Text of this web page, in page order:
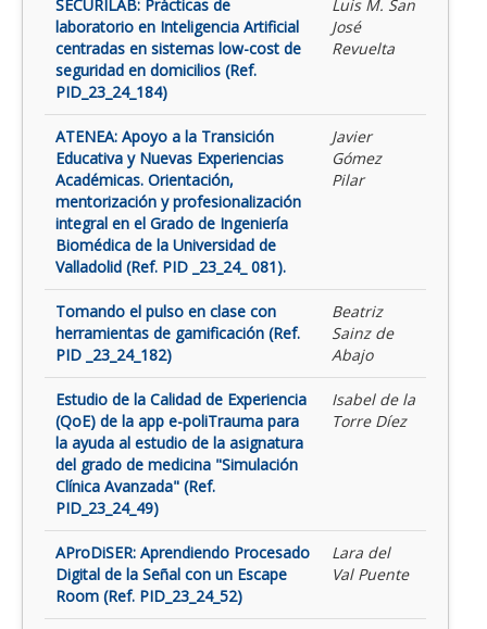
SECURILAB: Prácticas de
laboratorio en Inteligencia Artificial
centradas en sistemas low-cost de
seguridad en domicilios (Ref.
PID_23_24_184)
Luis M. San
José
Revuelta
ATENEA: Apoyo a la Transición
Educativa y Nuevas Experiencias
Académicas. Orientación,
mentorización y profesionalización
integral en el Grado de Ingeniería
Biomédica de la Universidad de
Valladolid (Ref. PID _23_24_ 081).
Javier
Gómez
Pilar
Tomando el pulso en clase con
herramientas de gamificación (Ref.
PID _23_24_182)
Beatriz
Sainz de
Abajo
Estudio de la Calidad de Experiencia
(QoE) de la app e-poliTrauma para
la ayuda al estudio de la asignatura
del grado de medicina "Simulación
Clínica Avanzada" (Ref.
PID_23_24_49)
Isabel de la
Torre Díez
AProDiSER: Aprendiendo Procesado
Digital de la Señal con un Escape
Room (Ref. PID_23_24_52)
Lara del
Val Puente